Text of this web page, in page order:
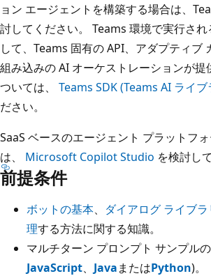
ョン エージェントを構築する場合は、
討してください。 Teams 環境で実行さ
して、Teams 固有の API、アダプティブ
組み込みの AI オーケストレーションが提
ついては、 Teams SDK (Teams AI ライブ
ださい。
SaaS ベースのエージェント プラットフ
は、 Microsoft Copilot Studio を検討し
前提条件
ボットの基本、 ダイアログ ライブラ
理する方法に関する知識。
マルチターン プロンプト サンプル
JavaScript、 JavaまたはPython)。